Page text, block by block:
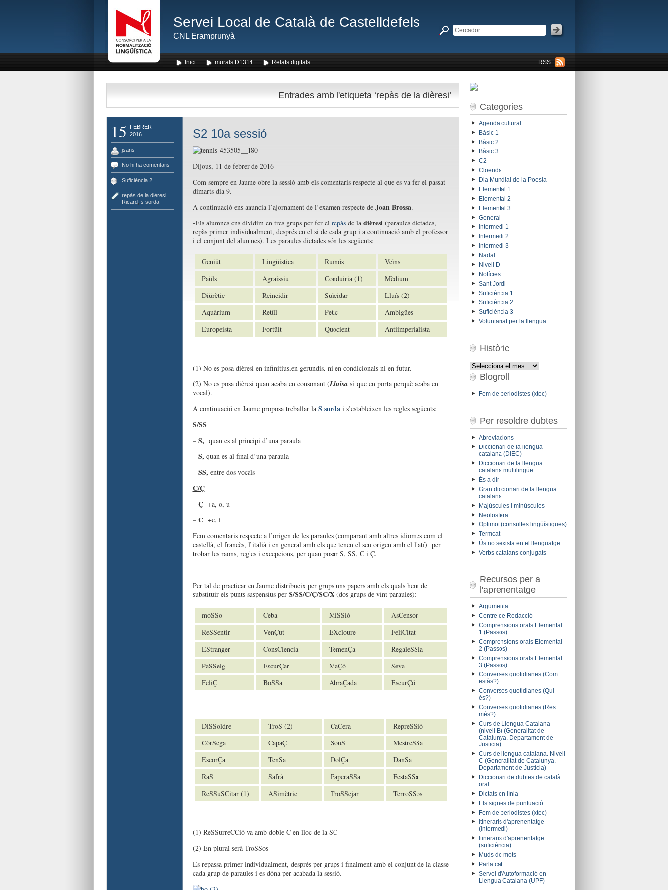
Servei Local de Català de Castelldefels
CNL Eramprunyà
RSS
Inici murals D1314 Relats digitals
Entrades amb l'etiqueta ‘repàs de la dièresi’
15
FEBRER
2016
jsans
No hi ha comentaris
Suficiència 2
repàs de la dièresi,
Ricard, s sorda
S2 10a sessió
Dijous, 11 de febrer de 2016
Com sempre en Jaume obre la sessió amb els comentaris respecte al que es va fer el passat
dimarts dia 9.
A continuació ens anuncia l’ajornament de l’examen respecte de Joan Brossa.
-Els alumnes ens dividim en tres grups per fer el repàs de la dièresi(paraules dictades,
repàs primer individualment, després en el si de cada grup i a continuació amb el professor
i el conjunt del alumnes). Les paraules dictades són les següents:
Geniüt Lingüística Ruïnós
Veïns
Paüls
Agraíssiu Conduiria (1)
Mèdium
Diürètic
Reincidir Suïcidar
Lluís (2)
Aquàrium
Reüll Peüc
Ambigües
Europeista
Fortüit Quocient Antiimperialista
(1) No es posa dièresi en infinitius,en gerundis, ni en condicionals ni en futur.
(2) No es posa dièresi quan acaba en consonant (Lluïsasí que en porta perquè acaba en
vocal).
A continuació en Jaume proposa treballar la S sorda i s’estableixen les regles següents:
S/SS
– S, quan es al principi d’una paraula
– S, quan es al final d’una paraula
– SS, entre dos vocals
C/Ç
– Ç +a, o, u
– C+e, i
Fem comentaris respecte a l’origen de les paraules (comparant amb altres idiomes com el
castellà, el francès, l’italià i en general amb els que tenen el seu origen amb el llatí) per
trobar les raons, regles i excepcions, per quan posar S, SS, C i Ç.
Per tal de practicar en Jaume distribueix per grups uns papers amb els quals hem de
substituir els punts suspensius per S/SS/C/Ç/SC/X(dos grups de vint paraules):
moSSo Ceba MiSSió
AsCensor
ReSSentir
VenÇut EXcloure
FeliCitat
EStranger
ConsCiencia TemenÇa
RegaleSSia
PaSSeig
EscurÇar MaÇó
Seva
FeliÇ
BoSSa AbraÇada EscurÇó
DiSSoldre TroS (2) CaCera
RepreSSió
CòrSega
CapaÇ SouS
MestreSSa
EscorÇa
TenSa DolÇa
DanSa
RaS
Safrà PaperaSSa
FestaSSa
ReSSuSCitar (1)
ASimètric TroSSejar TerroSSos
(1) ReSSurreCCió va amb doble C en lloc de la SC
(2) En plural serà TroSSos
Es repassa primer individualment, després per grups i finalment amb el conjunt de la classe
cada grup de paraules i es dóna per acabada la sessió.
Categories
Agenda cultural
Bàsic 1
Bàsic 2
Bàsic 3
C2
Cloenda
Dia Mundial de la Poesia
Elemental 1
Elemental 2
Elemental 3
General
Intermedi 1
Intermedi 2
Intermedi 3
Nadal
Nivell D
Notícies
Sant Jordi
Suficiència 1
Suficiència 2
Suficiència 3
Voluntariat per la llengua
Històric
Històric
Blogroll
Fem de periodistes (xtec)
Per resoldre dubtes
Abreviacions
Diccionari de la llengua
catalana (DIEC)
Diccionari de la llengua
catalana multilingüe
És a dir
Gran diccionari de la llengua
catalana
Majúscules i minúscules
Neolosfera
Optimot (consultes lingüístiques)
Termcat
Ús no sexista en el llenguatge
Verbs catalans conjugats
Recursos per a
l'aprenentatge
Argumenta
Centre de Redacció
Comprensions orals Elemental
1 (Passos)
Comprensions orals Elemental
2 (Passos)
Comprensions orals Elemental
3 (Passos)
Converses quotidianes (Com
estàs?)
Converses quotidianes (Qui
és?)
Converses quotidianes (Res
més?)
Curs de Llengua Catalana
(nivell B) (Generalitat de
Catalunya. Departament de
Justícia)
Curs de llengua catalana. Nivell
C (Generalitat de Catalunya.
Departament de Justícia)
Diccionari de dubtes de català
oral
Dictats en línia
Els signes de puntuació
Fem de periodistes (xtec)
Itineraris d'aprenentatge
(intermedi)
Itineraris d'aprenentatge
(suficiència)
Muds de mots
Parla.cat
Servei d'Autoformació en
Llengua Catalana (UPF)